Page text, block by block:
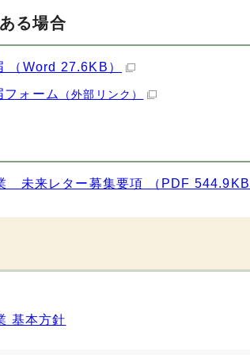
る場合
（Word 27.6KB）
フォーム
（外部リンク）
未来レター募集要項 （PDF
基本方針